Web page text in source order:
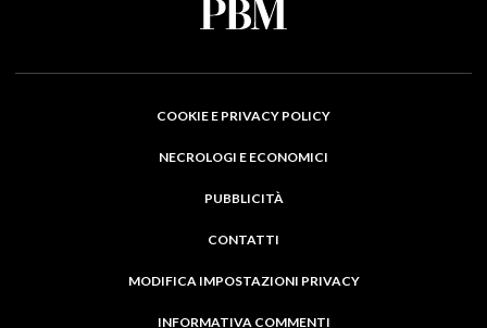
COOKIE E PRIVACY POLICY
NECROLOGI E ECONOMICI
PUBBLICITÀ
CONTATTI
MODIFICA IMPOSTAZIONI PRIVACY
INFORMATIVA COMMENTI